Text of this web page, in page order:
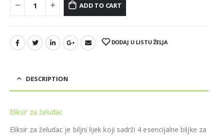
ADD TO CART
DODAJ U LISTU ŽELJA
DESCRIPTION
Eliksir za želudac
Eliksir za želudac je biljni lijek koji sadrži 4 esencijalne biljke za